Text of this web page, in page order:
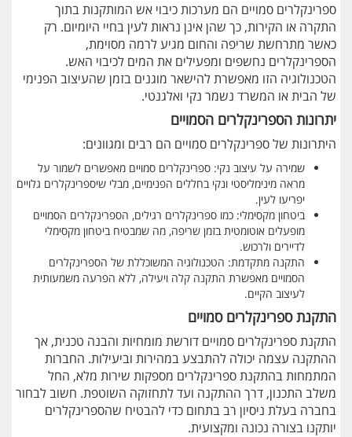
ספרינקלרים סמויים הם מערכות כיבוי אש המותקנות בתוך
התקרה או הקירות, כך שהן אינן נראות לעין בחיי היומיום. רק
כאשר מתרחשת שריפה והחום מגיע לרמה מסוימת,
הספרינקלרים נחשפים ומפעילים את המים לכיבוי האש.
הטכנולוגיה הזו מאפשרת להישאר מוגנים בזמן שהעיצוב הפנימי
של הבית או המשרד נשמר נקי ואלגנטי.
יתרונות הספרינקלרים הסמויים
היתרונות של ספרינקלרים סמויים הם רבים ומגוונים:
שמירה על עיצוב נקי: ספרינקלרים סמויים מאפשרים לשמור על
מראה מינימליסטי ונקי בחללים הפנימיים, מבלי שיספרינקלרים גלויים
יפריעו לעין.
ביטחון מקסימלי: כמו ספרינקלרים רגילים, הספרינקלרים הסמויים
מופעלים אוטומטית בזמן שריפה, מה שמבטיח ביטחון מקסימלי
לדיירים ולרכוש.
התקנה מתקדמת: הטכנולוגיה המשוכללת של הספרינקלרים
הסמויים מאפשרת התקנה קלה ויעילה, ללא הפרעה משמעותית
לעיצוב הקיים.
התקנת ספרינקלרים סמויים
התקנת ספרינקלרים סמויים דורשת מומחיות והבנה טכנית, אך
ההתקנה עצמה יכולה להתבצע במהירות וביעילות. החברות
המתמחות בהתקנת ספרינקלרים מספקות שירות מלא, החל
משלב התכנון, דרך ההתקנה ועד לתחזוקה השוטפת. חשוב לבחור
בחברה בעלת ניסיון רב בתחום כדי להבטיח שהספרינקלרים
יותקנו בצורה נכונה ומקצועית.